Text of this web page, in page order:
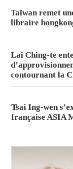
Taïwan remet
libraire
Lai Ching-te
contournant la
Tsai Ing-wen
française ASIA